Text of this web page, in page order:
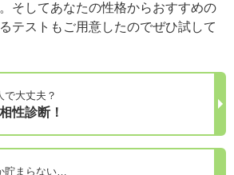
そしてあなたの性格からおすすめの
テストもご用意したのでぜひ試して
で大丈夫？
性診断！
貯まらない…